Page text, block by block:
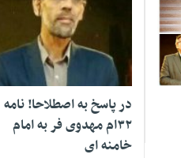
۰۳ تیر ۱۳۹۷
در پاسخ به اصطلاحا! نامه
۳۲ام مهدوی فر به امام
خامنه ای